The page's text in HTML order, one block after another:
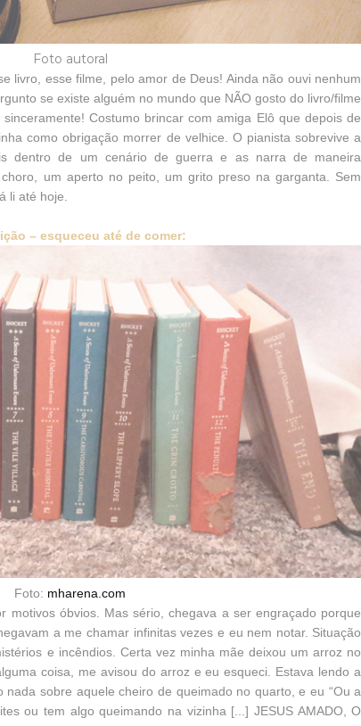
Foto autoral
livro, esse filme, pelo amor de Deus! Ainda não ouvi nenhum
se existe alguém no mundo que NÃO gosto do livro/filme
Costumo brincar com amiga Elô que depois de
como obrigação morrer de velhice. O pianista sobrevive a
dentro de um cenário de guerra e as narra de maneira
um aperto no peito, um grito preso na garganta. Sem
li até hoje.
– esqueceu até de comer:
Foto: mharena.com
motivos óbvios. Mas sério, chegava a ser engraçado porque
a me chamar infinitas vezes e eu nem notar. Situação
e incêndios. Certa vez minha mãe deixou um arroz no
coisa, me avisou do arroz e eu esqueci. Estava lendo a
sobre aquele cheiro de queimado no quarto, e eu “Ou a
ou tem algo queimando na vizinha [...] JESUS AMADO, O